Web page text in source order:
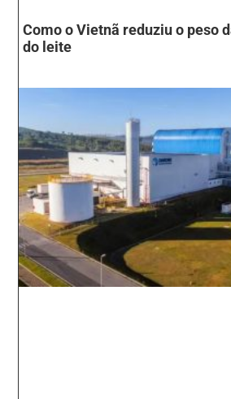
Como o Vietnã reduziu o peso
do leite